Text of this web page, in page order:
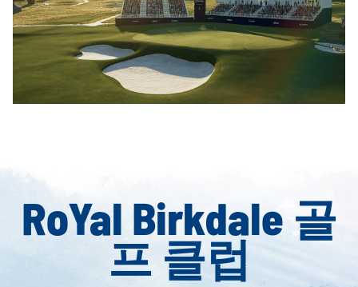
RoYal Birkdale 골
프 클럽